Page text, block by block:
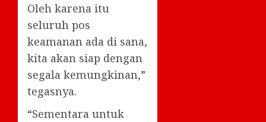
Oleh karena itu
seluruh pos
keamanan ada di sana,
kita akan siap dengan
segala kemungkinan,”
tegasnya.
“Sementara untuk